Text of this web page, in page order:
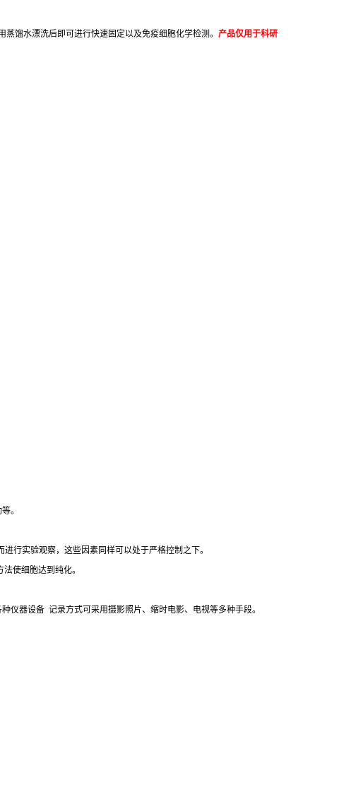
馏水漂洗后即可进行快速固定以及免疫细胞化学检测。 产品仅用于科研
。
行实验观察，这些因素同样可以处于严格控制之下。
法使细胞达到纯化。
仪器设备 记录方式可采用摄影照片、缩时电影、电视等多种手段。